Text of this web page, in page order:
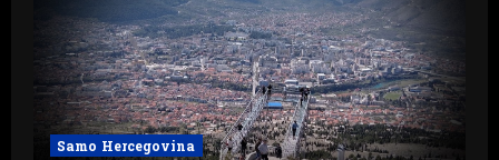
Samo Hercegovina